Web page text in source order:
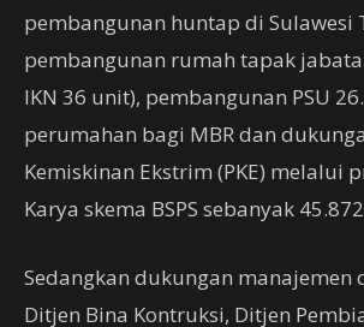
pembangunan huntap di Sulawesi
pembangunan rumah tapak
IKN 36 unit), pembangunan PSU
perumahan bagi MBR dan
Kemiskinan Ekstrim (PKE) melalui
Karya skema BSPS sebanyak
Sedangkan dukungan manajemen
Ditjen Bina Kontruksi, Ditjen